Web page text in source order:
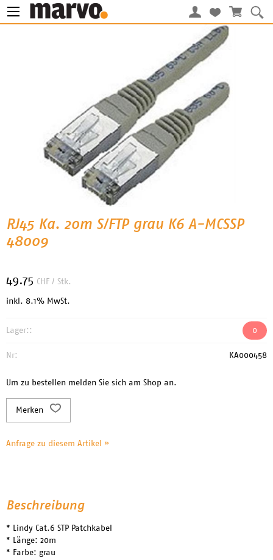
RJ45 Ka. 20m S/FTP grau K6 A-MCSSP
48009
49.75 CHF / Stk.
inkl. 8.1% MwSt.
Lager:: 0
Nr: KA000458
Um zu bestellen melden Sie sich am Shop an.
Merken
Anfrage zu diesem Artikel »
Beschreibung
* Lindy Cat.6 STP Patchkabel
* Länge: 20m
* Farbe: grau